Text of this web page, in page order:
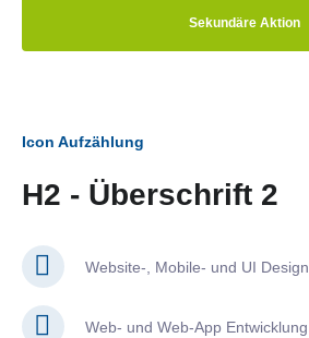
Sekundäre Aktion
Icon Aufzählung
H2 - Überschrift 2
Website-, Mobile- und UI Design
Web- und Web-App Entwicklung